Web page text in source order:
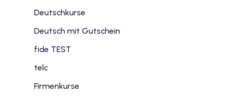
Deutschkurse
Deutsch mit Gutschein
fide TEST
telc
Firmenkurse